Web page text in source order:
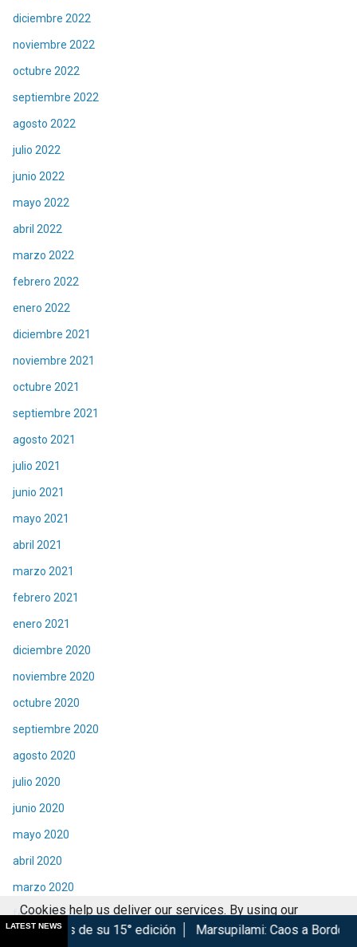
diciembre 2022
noviembre 2022
octubre 2022
septiembre 2022
agosto 2022
julio 2022
junio 2022
mayo 2022
abril 2022
marzo 2022
febrero 2022
enero 2022
diciembre 2021
noviembre 2021
octubre 2021
septiembre 2021
agosto 2021
julio 2021
junio 2021
mayo 2021
abril 2021
marzo 2021
febrero 2021
enero 2021
diciembre 2020
noviembre 2020
octubre 2020
septiembre 2020
agosto 2020
julio 2020
junio 2020
mayo 2020
abril 2020
marzo 2020
febrero 2020
LATEST NEWS
su 15° edición Marsupilami: Caos a Bordo se estrena en
Cookies help us deliver our services. By using our
services, you agree to our use of cookies.
Got it